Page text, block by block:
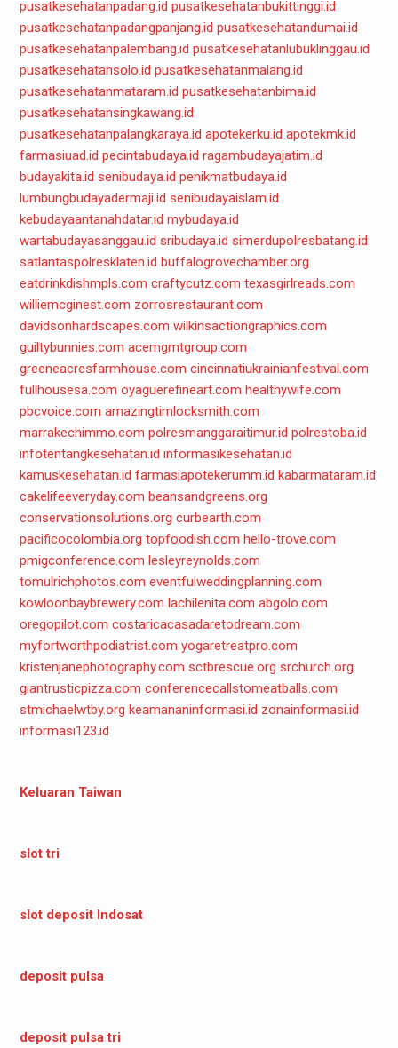
pusatkesehatanpadang.id pusatkesehatanbukittinggi.id
pusatkesehatanpadangpanjang.id pusatkesehatandumai.id
pusatkesehatanpalembang.id pusatkesehatanlubuklinggau.id
pusatkesehatansolo.id pusatkesehatanmalang.id
pusatkesehatanmataram.id pusatkesehatanbima.id
pusatkesehatansingkawang.id
pusatkesehatanpalangkaraya.id apotekerku.id apotekmk.id
farmasiuad.id pecintabudaya.id ragambudayajatim.id
budayakita.id senibudaya.id penikmatbudaya.id
lumbungbudayadermaji.id senibudayaislam.id
kebudayaantanahdatar.id mybudaya.id
wartabudayasanggau.id sribudaya.id simerdupolresbatang.id
satlantaspolresklaten.id buffalogrovechamber.org
eatdrinkdishmpls.com craftycutz.com texasgirlreads.com
williemcginest.com zorrosrestaurant.com
davidsonhardscapes.com wilkinsactiongraphics.com
guiltybunnies.com acemgmtgroup.com
greeneacresfarmhouse.com cincinnatiukrainianfestival.com
fullhousesa.com oyaguerefineart.com healthywife.com
pbcvoice.com amazingtimlocksmith.com
marrakechimmo.com polresmanggaraitimur.id polrestoba.id
infotentangkesehatan.id informasikesehatan.id
kamuskesehatan.id farmasiapotekerumm.id kabarmataram.id
cakelifeeveryday.com beansandgreens.org
conservationsolutions.org curbearth.com
pacificocolombia.org topfoodish.com hello-trove.com
pmigconference.com lesleyreynolds.com
tomulrichphotos.com eventfulweddingplanning.com
kowloonbaybrewery.com lachilenita.com abgolo.com
oregopilot.com costaricacasadaretodream.com
myfortworthpodiatrist.com yogaretreatpro.com
kristenjanephotography.com sctbrescue.org srchurch.org
giantrusticpizza.com conferencecallstomeatballs.com
stmichaelwtby.org keamananinformasi.id zonainformasi.id
informasi123.id
Keluaran Taiwan
slot tri
slot deposit Indosat
deposit pulsa
deposit pulsa tri